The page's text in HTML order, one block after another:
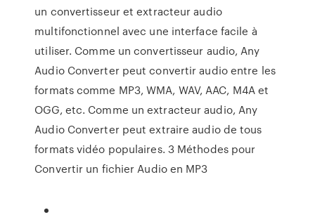
un convertisseur et extracteur audio
multifonctionnel avec une interface facile à
utiliser. Comme un convertisseur audio, Any
Audio Converter peut convertir audio entre les
formats comme MP3, WMA, WAV, AAC, M4A et
OGG, etc. Comme un extracteur audio, Any
Audio Converter peut extraire audio de tous
formats vidéo populaires. 3 Méthodes pour
Convertir un fichier Audio en MP3